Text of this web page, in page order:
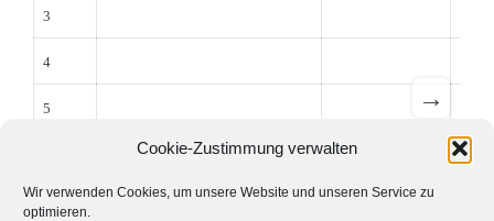
Cookie-Zustimmung verwalten
Wir verwenden Cookies, um unsere Website und unseren Service zu
optimieren.
3
4
5
7
→